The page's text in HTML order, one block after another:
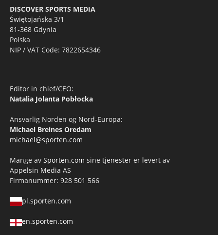
DISCOVER SPORTS MEDIA
Świętojańska 3/1
81-368 Gdynia
Polska
NIP / VAT Code: 7822654346
Editor in chief/CEO:
Natalia Jolanta Pobłocka
Ansvarlig Norden og Nord-Europa:
Michael Breines Oredam
michael@sporten.com
Mange av Sporten.com sine tjenester er levert av
Appelsin Media AS
Firmanummer: 928 501 566
pl.sporten.com
en.sporten.com